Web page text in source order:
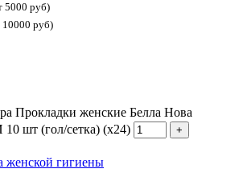
5000 руб)
10000 руб)
Прокладки женские Белла Нова
(гол/сетка) (х24)
женской гигиены